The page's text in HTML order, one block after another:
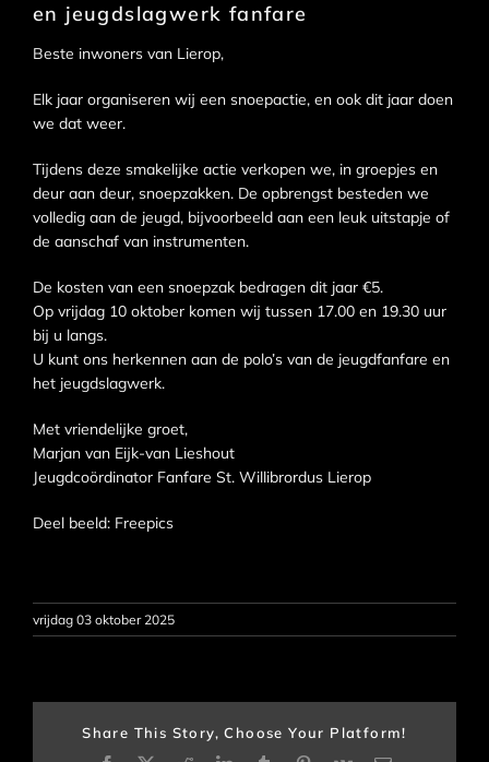
en jeugdslagwerk fanfare
Beste inwoners van Lierop,
Elk jaar organiseren wij een snoepactie, en ook dit jaar doen
we dat weer.
Tijdens deze smakelijke actie verkopen we, in groepjes en
deur aan deur, snoepzakken. De opbrengst besteden we
volledig aan de jeugd, bijvoorbeeld aan een leuk uitstapje of
de aanschaf van instrumenten.
De kosten van een snoepzak bedragen dit jaar €5.
Op vrijdag 10 oktober komen wij tussen 17.00 en 19.30 uur
bij u langs.
U kunt ons herkennen aan de polo’s van de jeugdfanfare en
het jeugdslagwerk.
Met vriendelijke groet,
Marjan van Eijk-van Lieshout
Jeugdcoördinator Fanfare St. Willibrordus Lierop
Deel beeld: Freepics
vrijdag 03 oktober 2025
Share This Story, Choose Your Platform!